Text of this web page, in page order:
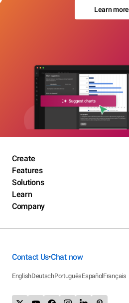
Learn more
Create
Features
Solutions
Learn
Company
Contact Us•Chat now
EnglishDeutschPortuguêsEspañolFrançais